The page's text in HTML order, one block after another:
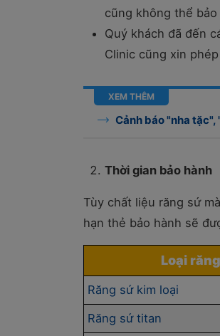
cũng không thể bảo
Quý khách đã đến
Clinic cũng xin
XEM THÊM
Cảnh báo "nha
Thời gian bảo hành
Tùy chất liệu răng sứ
hạn thẻ bảo hành sẽ
Loại
Răng sứ kim loại
Răng sứ titan